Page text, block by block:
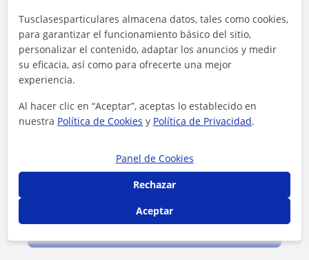
Al hacer clic, aceptas nuestroaviso legal
Contactar ahora
Tusclasesparticulares almacena datos, tales como cookies,
para garantizar el funcionamiento básico del sitio,
personalizar el contenido, adaptar los anuncios y medir
su eficacia, así como para ofrecerte una mejor
experiencia.
Al hacer clic en “Aceptar”, aceptas lo establecido en
nuestra Política de Cookies y Política de Privacidad.
Panel de Cookies
Rechazar
Aceptar